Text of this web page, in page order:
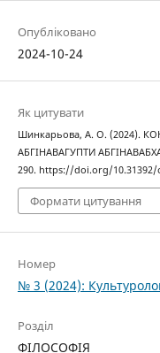
Опубліковано
2024-10-24
Як цитувати
Шинкарьова, А. О. (2024).
АБГІНАВАГУПТИ
290. https://doi.org/10.31392/
Формати цитування
Номер
№ 3 (2024):
Розділ
ФІЛОСОФІЯ